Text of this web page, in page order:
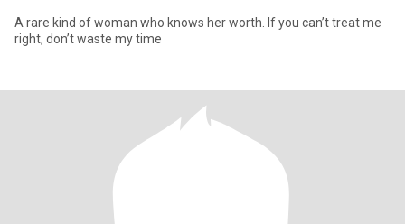
A rare kind of woman who knows her worth. If you can’t treat me
right, don’t waste my time